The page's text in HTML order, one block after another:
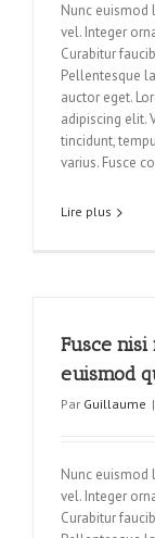
Nunc euismod
vel. Integer
Curabitur
Pellentesque
auctor eget.
adipiscing elit.
tincidunt,
varius. Fusce
Lire plus
Fusce nisi
euismod
Par Guillaume |
Nunc euismod
vel. Integer
Curabitur